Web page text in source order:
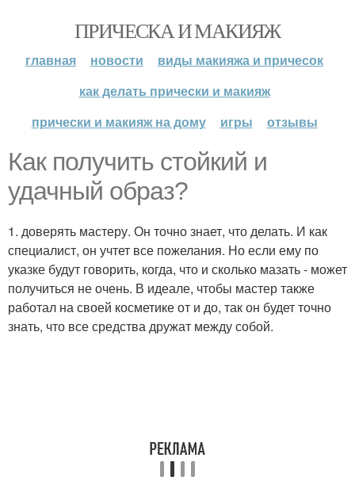
ПРИЧЕСКА И МАКИЯЖ
главная новости
виды макияжа и причесок
как делать прически и макияж
прически и макияж на дому
игры отзывы
Как получить стойкий и
удачный образ?
1. доверять мастеру. Он точно знает, что делать. И как
специалист, он учтет все пожелания. Но если ему по
указке будут говорить, когда, что и сколько мазать - может
получиться не очень. В идеале, чтобы мастер также
работал на своей косметике от и до, так он будет точно
знать, что все средства дружат между собой.